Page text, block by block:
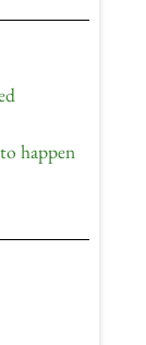
happen